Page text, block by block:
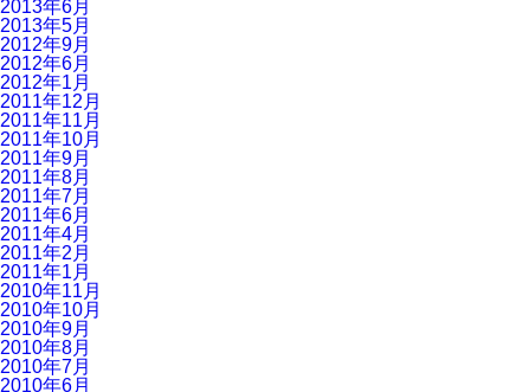
2013年6月
2013年5月
2012年9月
2012年6月
2012年1月
2011年12月
2011年11月
2011年10月
2011年9月
2011年8月
2011年7月
2011年6月
2011年4月
2011年2月
2011年1月
2010年11月
2010年10月
2010年9月
2010年8月
2010年7月
2010年6月